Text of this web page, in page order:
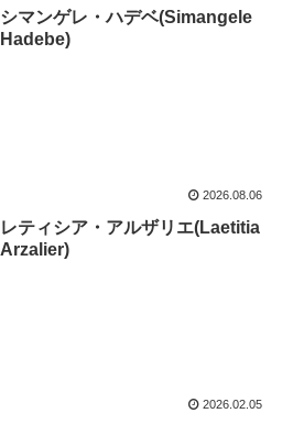
シマンゲレ・ハデベ(Simangele
Hadebe)
2026.08.06
レティシア・アルザリエ(Laetitia
Arzalier)
2026.02.05